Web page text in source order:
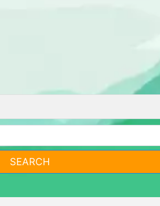
SEARCH